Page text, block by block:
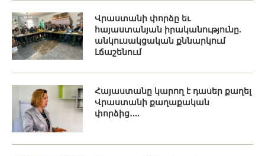
Վրաստանի փորձը եւ
հայաստանյան իրականությունը.
անկուսակցական քննարկում
Լճաշենում
Հայաստանը կարող է դասեր քաղել
Վրաստանի քաղաքական
փորձից․...